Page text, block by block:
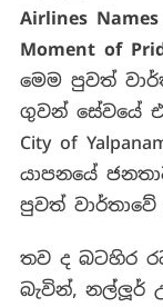
Airlines
Moment of
මෙම පුවත්
ගුවන් සේවයේ
City of
යාපනයේ
පුවත්
තව ද බටහිර
බැවින්, නල්ලූර්